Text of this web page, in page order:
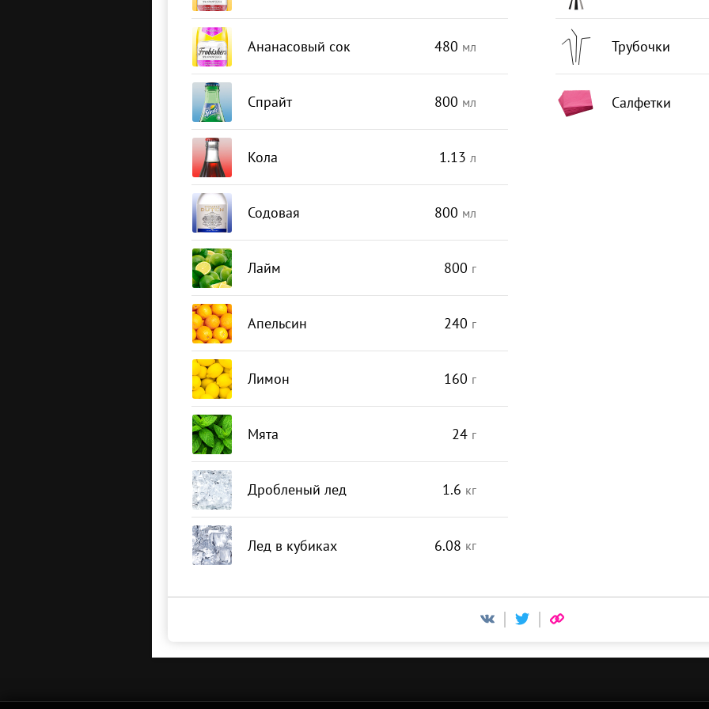
Ананасовый сок 480 мл
Спрайт 800 мл
Кола 1.13 л
Содовая 800 мл
Лайм 800 г
Апельсин 240 г
Лимон 160 г
Мята 24 г
Дробленый лед 1.6 кг
Лед в кубиках 6.08 кг
Трубочки
Салфетки